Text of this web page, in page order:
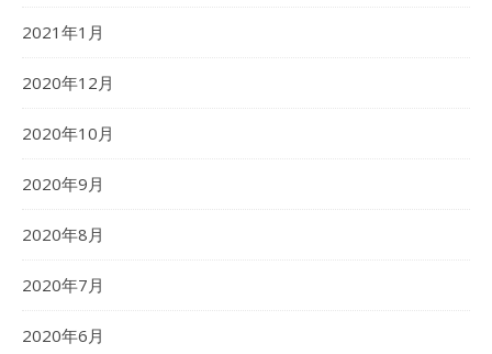
2021年1月
2020年12月
2020年10月
2020年9月
2020年8月
2020年7月
2020年6月